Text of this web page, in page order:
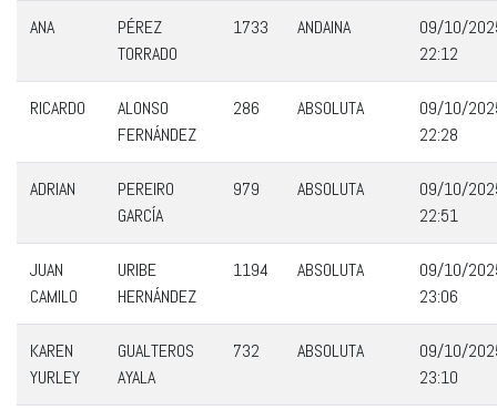
ANA
PÉREZ
TORRADO
1733 ANDAINA
09/10/
22:12
RICARDO
ALONSO
FERNÁNDEZ
286 ABSOLUTA
09/10/
22:28
ADRIAN
PEREIRO
GARCÍA
979 ABSOLUTA
09/10/
22:51
JUAN
CAMILO
URIBE
HERNÁNDEZ
1194 ABSOLUTA
09/10/
23:06
KAREN
YURLEY
GUALTEROS
AYALA
732 ABSOLUTA
09/10/
23:10